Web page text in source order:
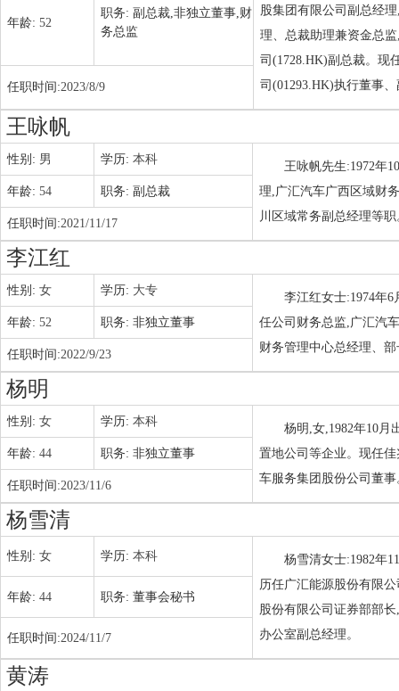
股集团有限公司副总经
理、总裁助理兼资金总
司(1728.HK)副总裁。现
司(01293.HK)执行董事
年龄: 52
职务: 副总裁,非独立董事,财
务总监
任职时间:2023/8/9
王咏帆
性别: 男 学历: 本科
王咏帆先生:1972年
理,广汇汽车广西区域财
川区域常务副总经理等
年龄: 54 职务: 副总裁
任职时间:2021/11/17
李江红
性别: 女 学历: 大专
李江红女士:1974年
任公司财务总监,广汇汽
财务管理中心总经理、
年龄: 52 职务: 非独立董事
任职时间:2022/9/23
杨明
性别: 女 学历: 本科
杨明,女,1982年10月
置地公司等企业。现任
车服务集团股份公司董事
年龄: 44 职务: 非独立董事
任职时间:2023/11/6
杨雪清
性别: 女 学历: 本科
杨雪清女士:1982年
历任广汇能源股份有限
股份有限公司证券部部
办公室副总经理。
年龄: 44 职务: 董事会秘书
任职时间:2024/11/7
黄涛